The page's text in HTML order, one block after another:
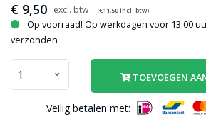
€ 9,50 (€11,50incl. btw)
Op voorraad! Op werkdagen voor 13:00
verzonden
TOEVOEGEN
Veilig betalen met: